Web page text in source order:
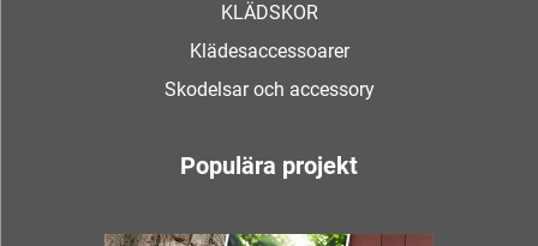
KLÄDSKOR
Klädesaccessoarer
Skodelsar och accessory
Populära projekt